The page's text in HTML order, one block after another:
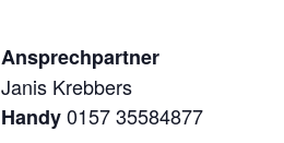
Ansprechpartner
Janis Krebbers
Handy0157 35584877